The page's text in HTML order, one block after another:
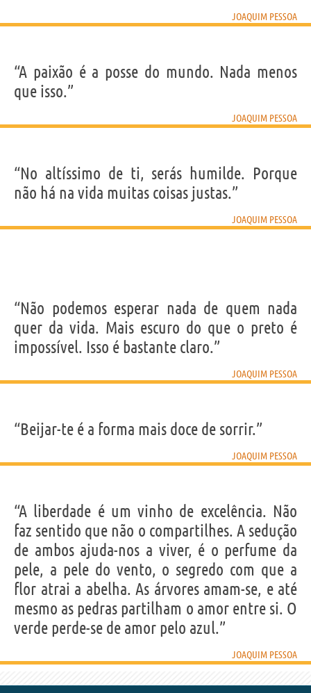
JOAQUIM PESSOA
“A paixão é a posse do mundo. Nada menos
que isso.”
JOAQUIM PESSOA
“No altíssimo de ti, serás humilde. Porque
não há na vida muitas coisas justas.”
JOAQUIM PESSOA
“Não podemos esperar nada de quem nada
quer da vida. Mais escuro do que o preto é
impossível. Isso é bastante claro.”
JOAQUIM PESSOA
“Beijar-te é a forma mais doce de sorrir.”
JOAQUIM PESSOA
“A liberdade é um vinho de excelência. Não
faz sentido que não o compartilhes. A sedução
de ambos ajuda-nos a viver, é o perfume da
pele, a pele do vento, o segredo com que a
flor atrai a abelha. As árvores amam-se, e até
mesmo as pedras partilham o amor entre si. O
verde perde-se de amor pelo azul.”
JOAQUIM PESSOA